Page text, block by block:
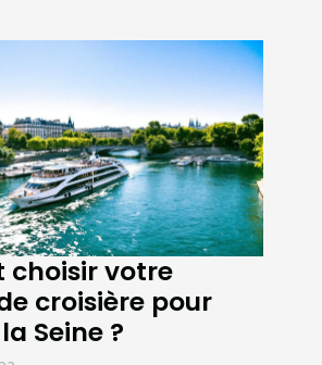
choisir votre
croisière pour
Seine ?